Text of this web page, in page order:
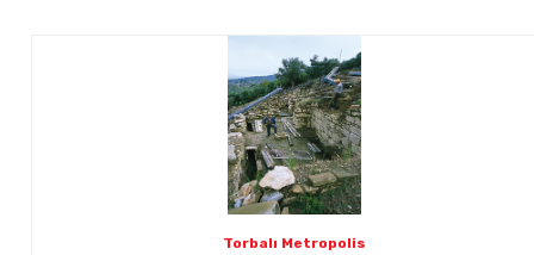
Torbalı Metropolis